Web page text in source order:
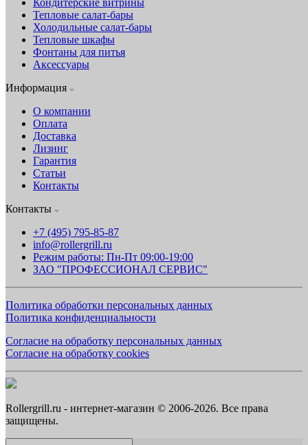
Тепловые салат-бары
Холодильные салат-бары
Тепловые шкафы
Фонтаны для питья
Аксессуары
Информация
О компании
Оплата
Доставка
Лизинг
Гарантия
Статьи
Контакты
Контакты
+7 (495) 795-85-87
info@rollergrill.ru
Режим работы: Пн-Пт 09:00-19:00
ЗАО "ПРОФЕССИОНАЛ СЕРВИС"
Политика обработки персональных данных
Политика конфиденциальности
Согласие на обработку персональных данных
Согласие на обработку cookies
Rollergrill.ru - интернет-магазин © 2006-2026. Все права
защищены.